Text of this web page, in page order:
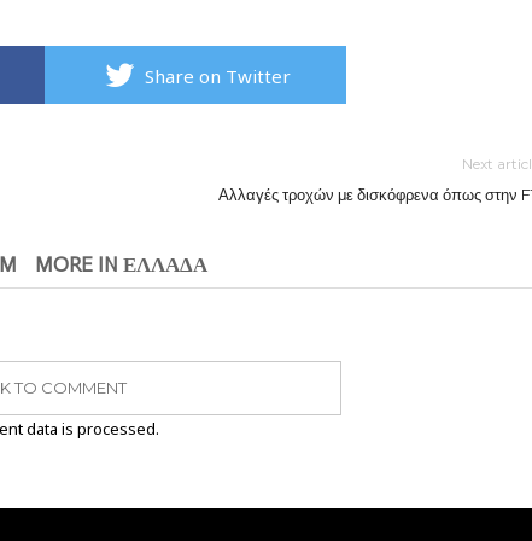
Share on Twitter
Next
Αλλαγές τροχών με δισκόφρενα όπως στην
MORE IN ΕΛΛΑΔΑ
TO COMMENT
data is processed.